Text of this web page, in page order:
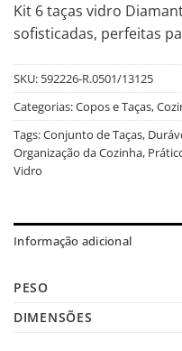
Kit 6 taças vidro
sofisticadas, perfeitas
SKU: 592226-R.0501/13125
Categorias:Copos e Taças,
Tags:Conjunto de Taças,
Organização da Cozinha,
Vidro
Informação adicional
PESO
DIMENSÕES